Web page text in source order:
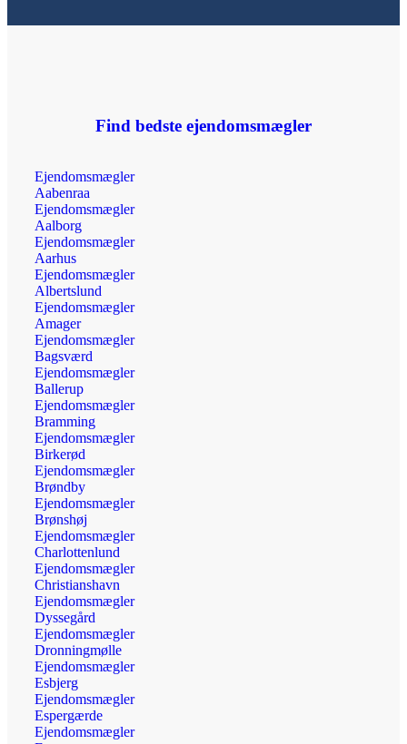
Find bedste ejendomsmægler
Ejendomsmægler
Aabenraa
Ejendomsmægler
Aalborg
Ejendomsmægler
Aarhus
Ejendomsmægler
Albertslund
Ejendomsmægler
Amager
Ejendomsmægler
Bagsværd
Ejendomsmægler
Ballerup
Ejendomsmægler
Bramming
Ejendomsmægler
Birkerød
Ejendomsmægler
Brøndby
Ejendomsmægler
Brønshøj
Ejendomsmægler
Charlottenlund
Ejendomsmægler
Christianshavn
Ejendomsmægler
Dyssegård
Ejendomsmægler
Dronningmølle
Ejendomsmægler
Esbjerg
Ejendomsmægler
Espergærde
Ejendomsmægler